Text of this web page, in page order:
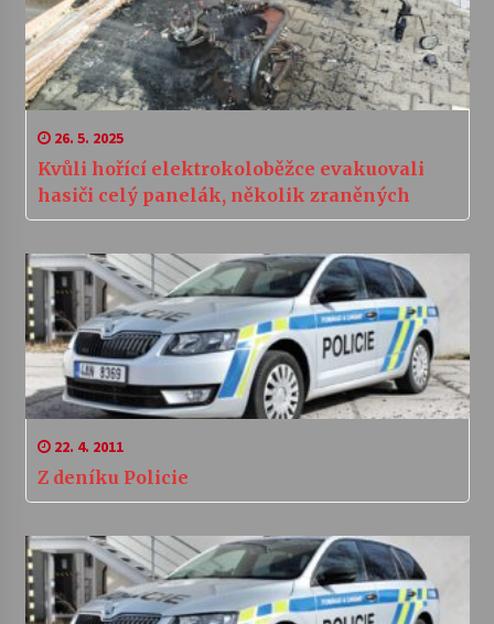
26. 5. 2025
Kvůli hořící elektrokoloběžce evakuovali
hasiči celý panelák, několik zraněných
22. 4. 2011
Z deníku Policie